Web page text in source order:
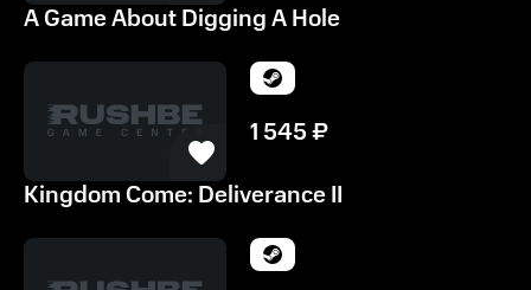
A Game About Digging A Hole
1 545₽
Kingdom Come: Deliverance II